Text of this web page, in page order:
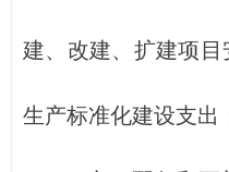
建、改建、扩建项
生产标准化建设支出